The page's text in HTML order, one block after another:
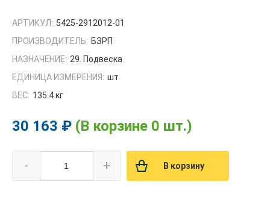
АРТИКУЛ: 5425-2912012-01
ПРОИЗВОДИТЕЛЬ: БЗРП
НАЗНАЧЕНИЕ: 29. Подвеска
ЕДИНИЦА ИЗМЕРЕНИЯ: шт
ВЕС: 135.4 кг
30 163 ₽ (В корзине 0 шт.)
- + В корзину